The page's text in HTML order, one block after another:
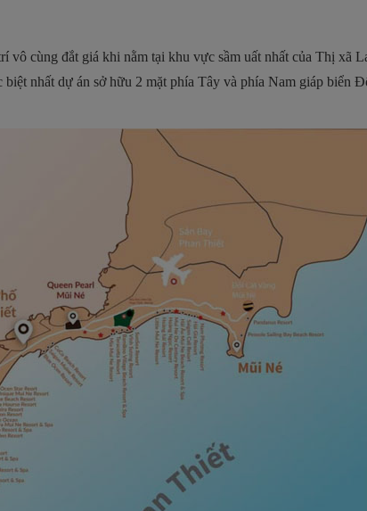
vô cùng đắt giá khi nằm tại khu vực sầm uất nhất của Thị xã
nhất dự án sở hữu 2 mặt phía Tây và phía Nam giáp biển